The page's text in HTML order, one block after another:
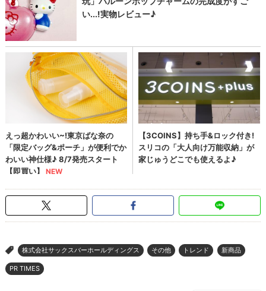
> 株式会社サックスバーホールディングス その他 トレンド 新商品
PR TIMES